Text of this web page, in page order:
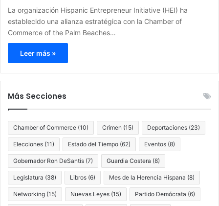
La organización Hispanic Entrepreneur Initiative (HEI) ha
establecido una alianza estratégica con la Chamber of
Commerce of the Palm Beaches…
Leer más »
Más Secciones
Chamber of Commerce (10) Crimen (15) Deportaciones (23)
Elecciones (11) Estado del Tiempo (62) Eventos (8)
Gobernador Ron DeSantis (7) Guardia Costera (8)
Legislatura (38) Libros (6) Mes de la Herencia Hispana (8)
Networking (15) Nuevas Leyes (15) Partido Demócrata (6)